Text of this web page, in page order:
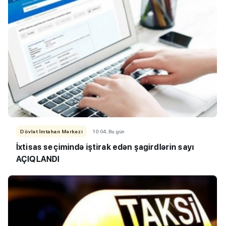
Dövlət İmtahan Mərkəzi 10:04, Bu gün
İxtisas seçimində iştirak edən şagirdlərin sayı
AÇIQLANDI